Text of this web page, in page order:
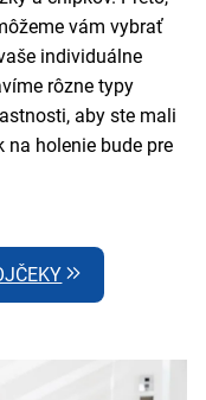
vám vybrať
individuálne
rôzne typy
aby ste mali
na holenie bude pre